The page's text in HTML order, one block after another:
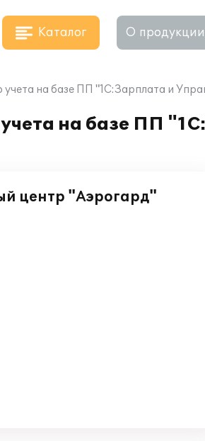
Каталог О продукции
на базе ПП "1С:Зарплата и
на базе ПП
центр "Аэрогард"